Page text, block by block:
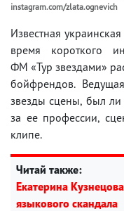
instagram.com/zlata.ognevich
Известная
время короткого
ФМ «Тур звездами»
бойфрендов.
звезды сцены, был
за ее профессии,
клипе.
Читай также:
Екатерина
языкового скандала